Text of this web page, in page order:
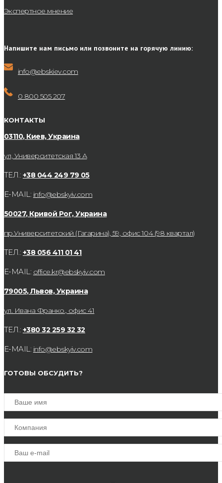
Экспертное мнение
Напишите нам письмо или позвоните на горячую линию:
info@ebskiev.com
0 800 505 207
КОНТАКТЫ
03110, Киев, Украина
ул, Университетская 13 А
ТЕЛ.: +38 044 249 79 05
E-MAIL: info@ebskyiv.com
50027, Кривой Рог, Украина
пр.Университетский (Гагарина), 59, офис 104 (98 квартал)
ТЕЛ.: +38 056 411 01 41
E-MAIL: office.kr@ebskyiv.com
79005, Львов, Украина
ул. Ивана Франко., офис 41
ТЕЛ.: +380 32 259 32 32
E-MAIL: info@ebskyiv.com
ГОТОВЫ ОБСУДИТЬ?